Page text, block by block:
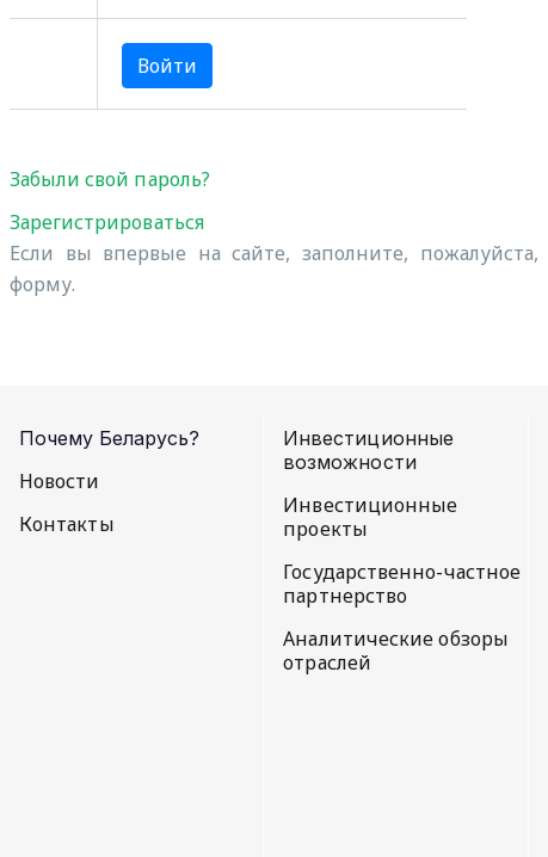
Забыли свой пароль?
Зарегистрироваться
Если вы впервые на сайте, заполните, пожалуйста,
форму.
Почему Беларусь?
Новости
Контакты
Инвестиционные
возможности
Инвестиционные
проекты
Государственно-частное
партнерство
Аналитические обзоры
отраслей